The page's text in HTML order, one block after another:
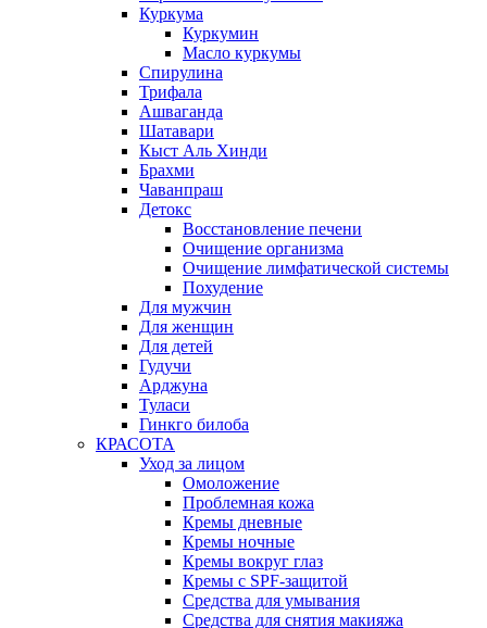
Куркума
Куркумин
Масло куркумы
Спирулина
Трифала
Ашваганда
Шатавари
Кыст Аль Хинди
Брахми
Чаванпраш
Детокс
Восстановление печени
Очищение организма
Очищение лимфатической системы
Похудение
Для мужчин
Для женщин
Для детей
Гудучи
Арджуна
Туласи
Гинкго билоба
КРАСОТА
Уход за лицом
Омоложение
Проблемная кожа
Кремы дневные
Кремы ночные
Кремы вокруг глаз
Кремы с SPF-защитой
Средства для умывания
Средства для снятия макияжа